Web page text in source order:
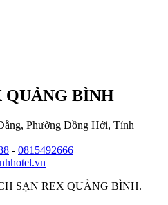
QUẢNG BÌNH
Phường Đồng Hới, Tỉnh
- 0815492666
SẠN REX QUẢNG BÌNH.